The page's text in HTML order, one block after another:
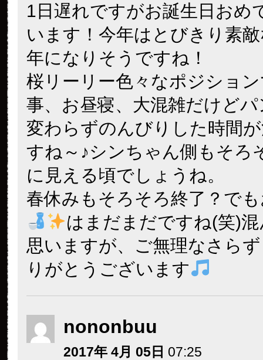
1日遅れですがお誕生日おめ
います！今年はとびきり素
年になりそうですね！
桜リーリー色々なポジショ
事、お昼寝、大混雑だけど
変わらずのんびりした時間
すね～♪シンちゃん側もそろ
に見える頃でしょうね。
春休みもそろそろ終了？で
はまだまだですね(笑)
思いますが、ご無理なさら
りがとうございます
nononbuu
2017年 4月 05日 07:25